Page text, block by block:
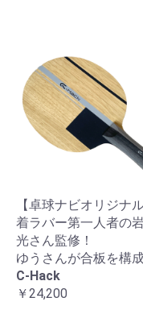
【卓球ナビオリジナ
着ラバー第一人者の
光さん監修！
ゆうさんが合板を構成
C-Hack
￥24,200